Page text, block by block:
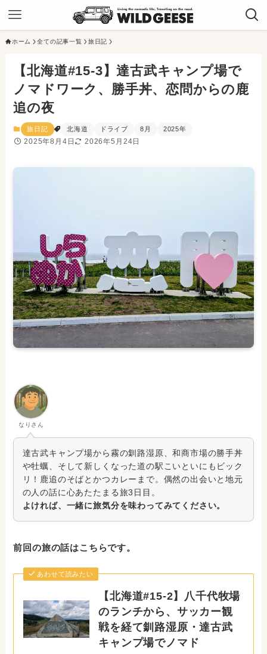
ホーム 全ての記事一覧 旅日記
【北海道#15-3】達古武キャンプ場で
ノマドワーク、勝手丼、恋問からの鹿
追の夜
旅日記 北海道 ドライブ 8月 2025年
2025年8月4日 2026年5月24日
なりさん
達古武キャンプ場から霧の釧路湿原、和商市場の勝手丼
や牡蠣、そして新しくなった道の駅こいといにもビック
リ！鹿追のそばとかつカレーまで。偶然の出会いと地元
の人の話に心あたたまる旅3日目。
よければ、一緒に旅気分を味わってみてください。
前回の旅の話はこちらです。
あわせて読みたい
【北海道#15-2】八千代牧場
のランチから、サッカー観
戦を経て釧路湿原・達古武
キャンプ場でノマド